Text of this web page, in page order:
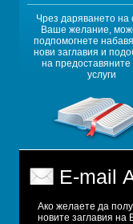
Чрез даряването на
Ваше желание,
подпомогнете
нови заглавия и
на предоставяните
услуги
E-mail
Ако желаете да
новите заглавия на